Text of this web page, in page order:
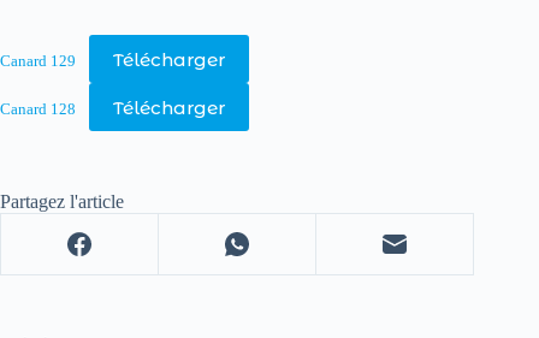
Canard 129 Télécharger
Canard 128 Télécharger
Partagez l'article